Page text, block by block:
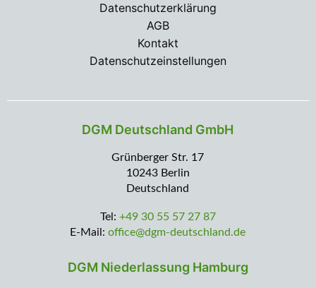
Datenschutzerklärung
AGB
Kontakt
Datenschutzeinstellungen
DGM Deutschland GmbH
Grünberger Str. 17
10243 Berlin
Deutschland
Tel: +49 30 55 57 27 87
E-Mail:office@dgm-deutschland.de
DGM Niederlassung Hamburg